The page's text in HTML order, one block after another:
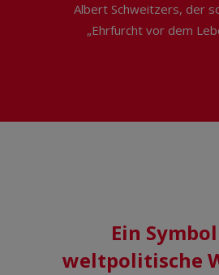
Albert Schweitzers, der
„Ehrfurcht vor dem
Ein
weltpolitische